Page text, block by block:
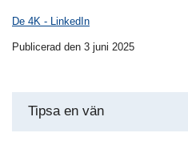
De 4K - LinkedIn
Publicerad den 3 juni 2025
Tipsa en vän